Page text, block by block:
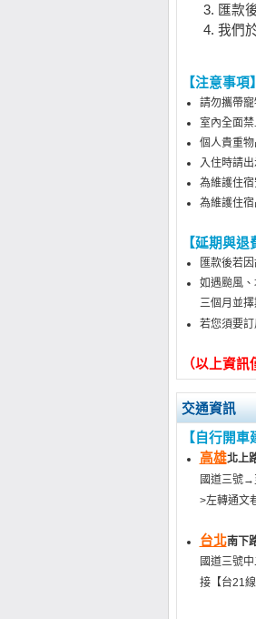
匯款
我們
【注意事項】
請勿攜帶寵
室內全面禁
個人貴重
入住時請
為維護住
為維護住
【延期與退
匯款後若
如遇颱風
三個月並擇
若您須要
（以上資
交通資訊
【自行開車
高雄北上
國道三號→
>左轉通文
台北南下
國道三號
接【台21